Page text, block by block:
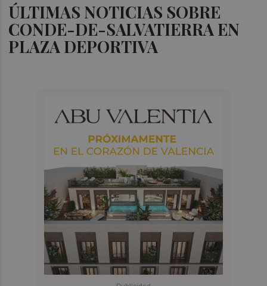
ÚLTIMAS NOTICIAS SOBRE
CONDE-DE-SALVATIERRA EN
PLAZA DEPORTIVA